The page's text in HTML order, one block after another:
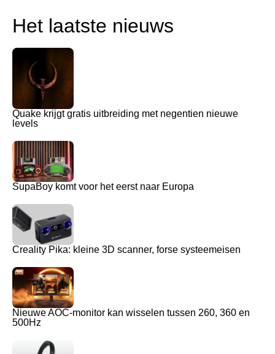
Het laatste nieuws
Quake krijgt gratis uitbreiding met negentien nieuwe
levels
SupaBoy komt voor het eerst naar Europa
Creality Pika: kleine 3D scanner, forse systeemeisen
Nieuwe AOC-monitor kan wisselen tussen 260, 360 en
500Hz